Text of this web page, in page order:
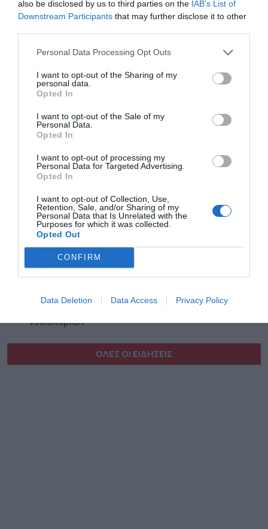
also be disclosed by us to third parties on the IAB’s List of
Downstream Participants that may further disclose it to other
Personal Data Processing Opt Outs
I want to opt-out of the Sharing of my
personal data.
Opted In
I want to opt-out of the Sale of my
Personal Data.
Opted In
I want to opt-out of processing my
Personal Data for Targeted Advertising.
Opted In
I want to opt-out of Collection, Use,
Retention, Sale, and/or Sharing of my
Personal Data that Is Unrelated with the
Purposes for which it was collected.
Opted Out
CONFIRM
Data Deletion Data Access Privacy Policy
ΔΗΜΟΦΙΛΗ
S&P 500: Τα επίπεδα στήριξης και αντίστασης μετά
Τσίπρας: Ανακοινώνει το οικονομικό του πρόγραμμα
Το παιχνίδι των αγωγών για την παράκαμψη του
Ενστάσεις από τον Ιατρικό Σύλλογό για το Ψηφιακό
Τουρκία: Περιορισμοί στην κίνηση των εμπορικών
πλοίων που εισέρχονται στη Μαύρη Θάλασσα
Σε επιφυλακή η γγ Πολιτικής Προστασίας για τους
ισχυρούς βοριάδες σήμερα και τα επόμενα 24ωρα
Alpha Bank: Ευνοϊκές προοπτικές για το διαθέσιμο
νοικοκυριών
ΟΛΕΣ ΟΙ ΕΙΔΗΣΕΙΣ